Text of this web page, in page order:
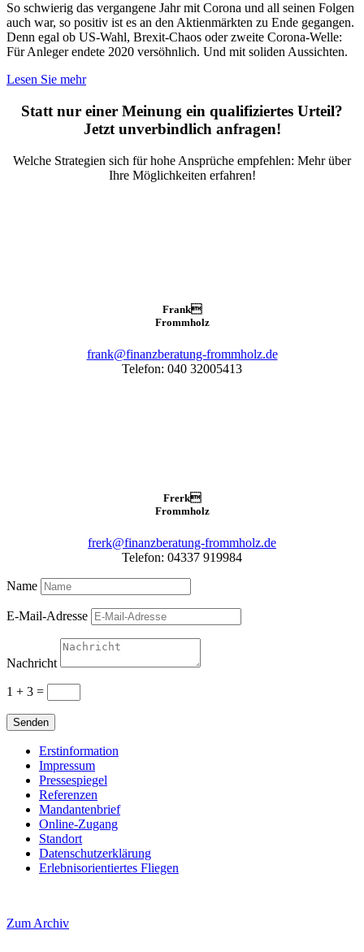
So schwierig das vergangene Jahr mit Corona und all seinen Folgen
auch war, so positiv ist es an den Aktienmärkten zu Ende gegangen.
Denn egal ob US-Wahl, Brexit-Chaos oder zweite Corona-Welle:
Für Anleger endete 2020 versöhnlich. Und mit soliden Aussichten.
Lesen Sie mehr
Statt nur einer Meinung ein qualifiziertes Urteil?
Jetzt unverbindlich anfragen!
Welche Strategien sich für hohe Ansprüche empfehlen: Mehr über
Ihre Möglichkeiten erfahren!
Frank
Frommholz
frank@finanzberatung-frommholz.de
Telefon: 040 32005413
Frerk
Frommholz
frerk@finanzberatung-frommholz.de
Telefon: 04337 919984
Name
E-Mail-Adresse
Nachricht
1 + 3 =
Senden
Erstinformation
Impressum
Pressespiegel
Referenzen
Mandantenbrief
Online-Zugang
Standort
Datenschutzerklärung
Erlebnisorientiertes Fliegen
Zum Archiv